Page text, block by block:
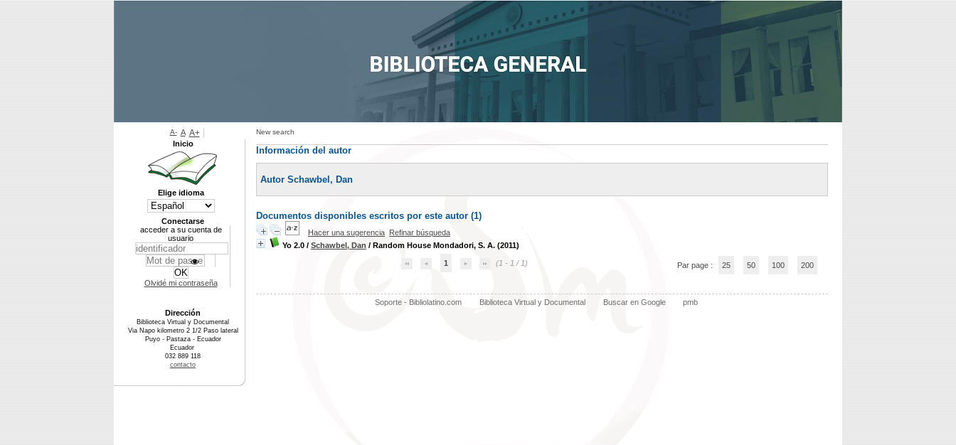
New search
Información del autor
Autor Schawbel, Dan
Documentos disponibles escritos por este autor (1)
Hacer una sugerencia Refinar búsqueda
Yo 2.0 / Schawbel, Dan / Random House Mondadori, S. A. (2011)
1 (1 - 1 / 1) Par page : 25 50 100 200
Soporte - Bibliolatino.com Biblioteca Virtual y Documental Buscar en Google pmb
A- A A+
Inicio
Elige idioma
Conectarse
acceder a su cuenta de
usuario
Olvidé mi contraseña
Dirección
Biblioteca Virtual y Documental
Via Napo kilometro 2 1/2 Paso lateral
Puyo - Pastaza - Ecuador
Ecuador
032 889 118
contacto